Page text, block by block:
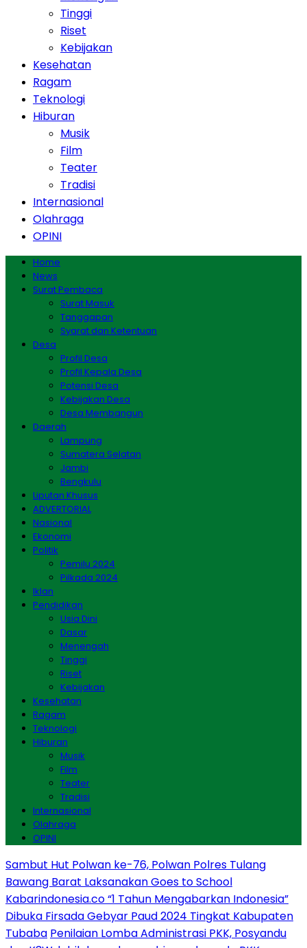
Tinggi
Riset
Kebijakan
Kesehatan
Ragam
Teknologi
Hiburan
Musik
Film
Teater
Tradisi
Internasional
Olahraga
OPINI
Home
News
Surat Pembaca
Surat Masuk
Tanggapan
Syarat dan Ketentuan
Desa
Profil Desa
Profil Kepala Desa
Potensi Desa
Kebijakan Desa
Desa Membangun
Daerah
Lampung
Sumatera Selatan
Jambi
Bengkulu
Liputan Khusus
ADVERTORIAL
Nasional
Ekonomi
Politik
Pemilu 2024
Pilkada 2024
Iklan
Pendidikan
Usia Dini
Dasar
Menengah
Tinggi
Riset
Kebijakan
Kesehatan
Ragam
Teknologi
Hiburan
Musik
Film
Teater
Tradisi
Internasional
Olahraga
OPINI
Sambut Hut Polwan ke-76, Polwan Polres Tulang
Bawang Barat Laksanakan Goes to School
Kabarindonesia.co “1 Tahun Mengabarkan Indonesia”
Dibuka Firsada Gebyar Paud 2024 Tingkat Kabupaten
Tubaba Penilaian Lomba Administrasi PKK, Posyandu